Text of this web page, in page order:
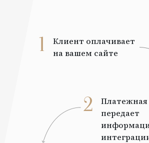
1
Клиент оплачивает
на вашем сайте
2
передает